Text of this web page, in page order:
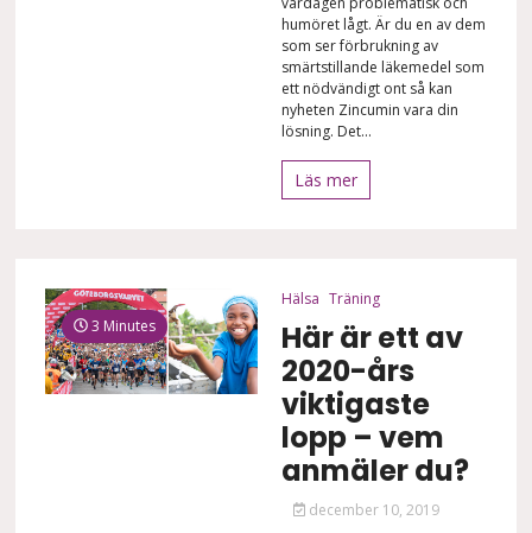
humöret lågt. Är du en av dem
som ser förbrukning av
smärtstillande läkemedel som
ett nödvändigt ont så kan
nyheten Zincumin vara din
lösning. Det...
Läs mer
3 Minutes
Hälsa Träning
Här är ett av
2020-års
viktigaste
lopp – vem
anmäler du?
december 10, 2019